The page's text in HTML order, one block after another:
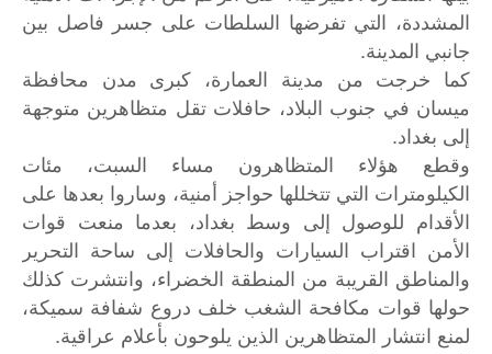
المشددة، التي تفرضها السلطات على جسر فاصل بين
جانبي المدينة.
كما خرجت من مدينة العمارة، كبرى مدن محافظة
ميسان في جنوب البلاد، حافلات تقل متظاهرين متوجهة
إلى بغداد.
وقطع هؤلاء المتظاهرون مساء السبت، مئات
الكيلومترات التي تتخللها حواجز أمنية، وساروا بعدها على
الأقدام للوصول إلى وسط بغداد، بعدما منعت قوات
الأمن اقتراب السيارات والحافلات إلى ساحة التحرير
والمناطق القريبة من المنطقة الخضراء، وانتشرت كذلك
حولها قوات مكافحة الشغب خلف دروع شفافة سميكة،
لمنع انتشار المتظاهرين الذين يلوحون بأعلام عراقية.